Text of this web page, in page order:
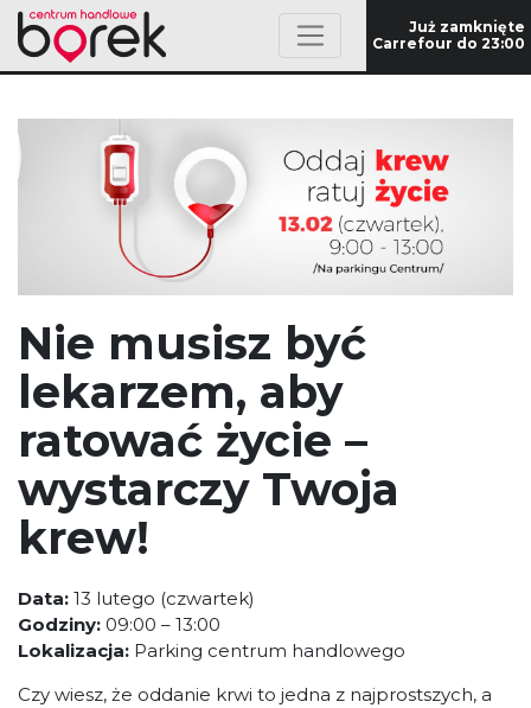
Już zamknięte
Carrefour do 23:00
Nie musisz być
lekarzem, aby
ratować życie –
wystarczy Twoja
krew!
Data: 13 lutego (czwartek)
Godziny: 09:00 – 13:00
Lokalizacja: Parking centrum handlowego
Czy wiesz, że oddanie krwi to jedna z najprostszych, a